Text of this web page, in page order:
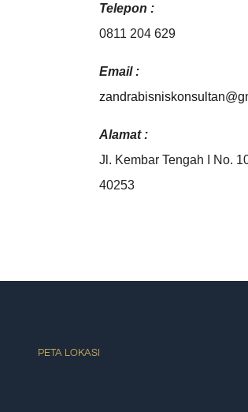
Telepon :
0811 204 629
Email :
Alamat :
Jl. Kembar Tengah I No.
40253
PETA LOKASI